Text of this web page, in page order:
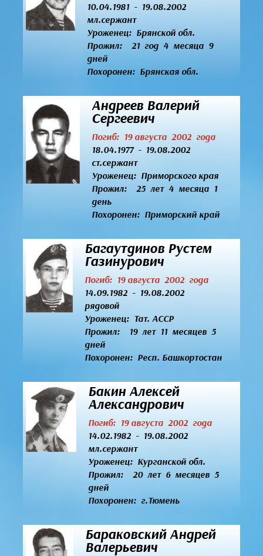
10.04.1981 - 19.08.2002
мл.сержант
Уроженец: Брянской обл.
Прожил: 21 год 4 месяца 9
дней
Похоронен: Брянская обл.
Андреев Валерий
Сергеевич
Погиб: 19 августа 2002 года
18.04.1977 - 19.08.2002
ст.сержант
Уроженец: Приморского края
Прожил: 25 лет 4 месяца 1
день
Похоронен: Приморский край
Багаутдинов Рустем
Газинурович
Погиб: 19 августа 2002 года
14.09.1982 - 19.08.2002
рядовой
Уроженец: Тат. АССР
Прожил: 19 лет 11 месяцев 5
дней
Похоронен: Респ. Башкортостан
Бакин Алексей
Александрович
Погиб: 19 августа 2002 года
14.02.1982 - 19.08.2002
мл.сержант
Уроженец: Курганской обл.
Прожил: 20 лет 6 месяцев 5
дней
Похоронен: г.Тюмень
Бараковский Андрей
Валерьевич